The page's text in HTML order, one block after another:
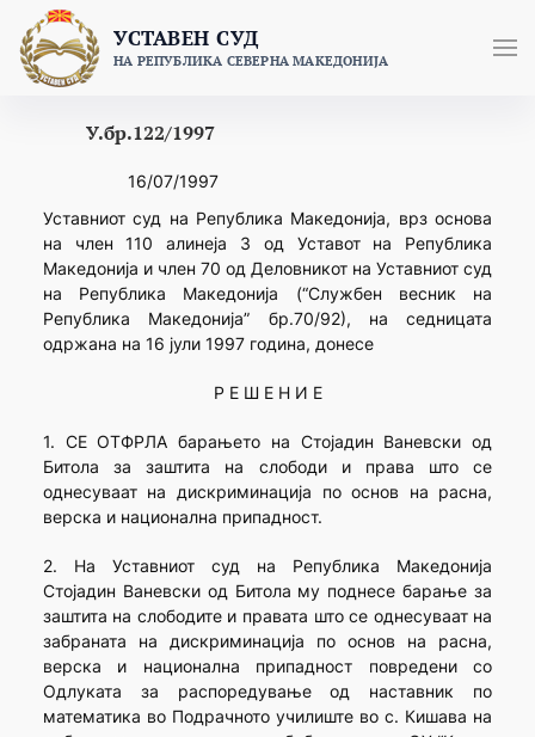
content
УСТАВЕН СУД
НА РЕПУБЛИКА СЕВЕРНА МАКЕДОНИЈА
У.бр.122/1997
16/07/1997
Уставниот суд на Република Македонија, врз основа
на член 110 алинеја 3 од Уставот на Република
Македонија и член 70 од Деловникот на Уставниот суд
на Република Македонија (“Службен весник на
Република Македонија” бр.70/92), на седницата
одржана на 16 јули 1997 година, донесе
Р Е Ш Е Н И Е
1. СЕ ОТФРЛА барањето на Стојадин Ваневски од
Битола за заштита на слободи и права што се
однесуваат на дискриминација по основ на расна,
верска и национална припадност.
2. На Уставниот суд на Република Македонија
Стојадин Ваневски од Битола му поднесе барање за
заштита на слободите и правата што се однесуваат на
забраната на дискриминација по основ на расна,
верска и национална припадност повредени со
Одлуката за распоредување од наставник по
математика во Подрачното училиште во с. Кишава на